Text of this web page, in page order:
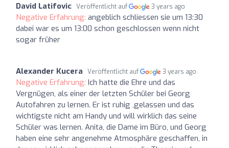
David Latifovic Veröffentlicht auf 3 years ago
Negative Erfahrung: angeblich schliessen sie um 13:30
dabei war es um 13:00 schon geschlossen wenn nicht
sogar früher
Alexander Kucera Veröffentlicht auf 3 years ago
Negative Erfahrung: Ich hatte die Ehre und das
Vergnügen, als einer der letzten Schüler bei Georg
Autofahren zu lernen. Er ist ruhig ,gelassen und das
wichtigste nicht am Handy und will wirklich das seine
Schüler was lernen. Anita, die Dame im Büro, und Georg
haben eine sehr angenehme Atmosphäre geschaffen, in